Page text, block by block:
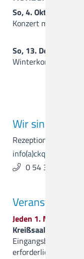
So, 4. Oktober 2026,
Konzert mit dem
So, 13. Dezember
Winterkonzert mit
Wir sind für Sie
Rezeption & Empfang
info(a)ckq-gmbh.de
0 54 31 . 15 - 0
Veranstaltungen
Jeden 1. Mittwoch
Kreißsaalführung
Eingangsbereich
erforderlich